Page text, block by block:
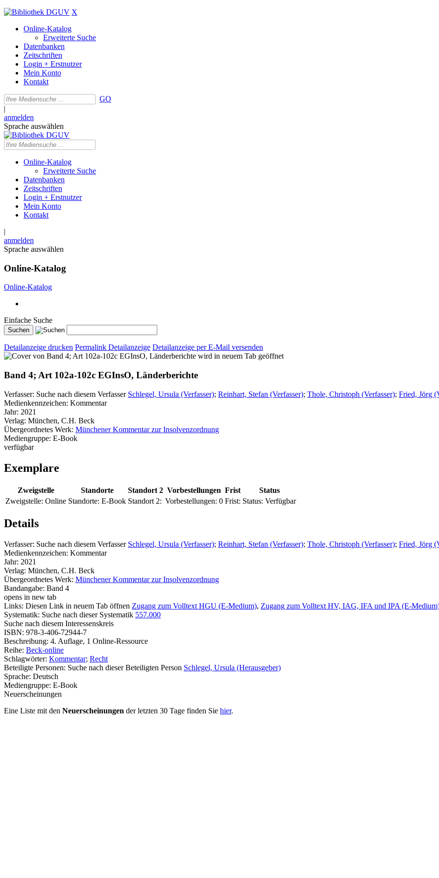
X
Online-Katalog
Erweiterte Suche
Datenbanken
Zeitschriften
Login + Erstnutzer
Mein Konto
Kontakt
GO
|
anmelden
Sprache auswählen
Online-Katalog
Erweiterte Suche
Datenbanken
Zeitschriften
Login + Erstnutzer
Mein Konto
Kontakt
|
anmelden
Sprache auswählen
Online-Katalog
Online-Katalog
Einfache Suche
Detailanzeige drucken Permalink Detailanzeige Detailanzeige per E-Mail versenden
wird in neuem Tab geöffnet
Band 4; Art 102a-102c EGInsO, Länderberichte
Verfasser: Suche nach diesem Verfasser Schlegel, Ursula (Verfasser); Reinhart, Stefan (Verfasser); Thole, Christoph (Verfasser); Fried, Jörg
Medienkennzeichen: Kommentar
Jahr: 2021
Verlag: München, C.H. Beck
Übergeordnetes Werk: Münchener Kommentar zur Insolvenzordnung
Mediengruppe: E-Book
verfügbar
Exemplare
Zweigstelle Standorte Standort 2 Vorbestellungen Frist
Status
Zweigstelle: Online Standorte: E-Book Standort 2: Vorbestellungen: 0 Frist: Status: Verfügbar
Details
Verfasser: Suche nach diesem Verfasser Schlegel, Ursula (Verfasser); Reinhart, Stefan (Verfasser); Thole, Christoph (Verfasser); Fried, Jörg
Medienkennzeichen: Kommentar
Jahr: 2021
Verlag: München, C.H. Beck
Übergeordnetes Werk: Münchener Kommentar zur Insolvenzordnung
Bandangabe: Band 4
opens in new tab
Links: Diesen Link in neuem Tab öffnen Zugang zum Volltext HGU (E-Medium), Zugang zum Volltext HV, IAG, IFA und IPA (E-
Systematik: Suche nach dieser Systematik 557.000
Suche nach diesem Interessenskreis
ISBN: 978-3-406-72944-7
Beschreibung: 4. Auflage, 1 Online-Ressource
Reihe: Beck-online
Schlagwörter: Kommentar; Recht
Beteiligte Personen: Suche nach dieser Beteiligten Person Schlegel, Ursula (Herausgeber)
Sprache: Deutsch
Mediengruppe: E-Book
Neuerscheinungen
Eine Liste mit den Neuerscheinungen der letzten 30 Tage finden Sie hier.